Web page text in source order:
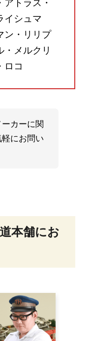
トラス・
イシュマ
ン・リリプ
・メルクリ
ロコ
カーに関
にお問い
本舗にお